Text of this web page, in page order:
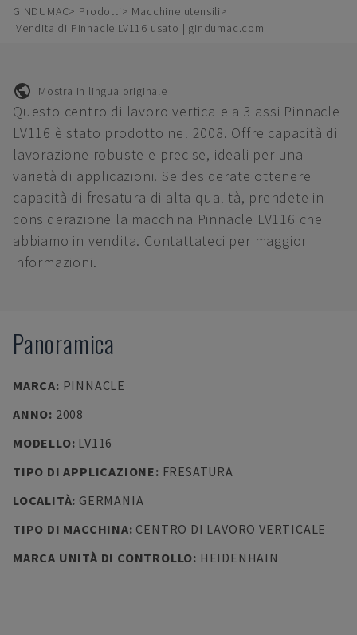
GINDUMAC Prodotti
Macchine utensili
Vendita di Pinnacle LV116 usato | gindumac.com
Mostra in lingua originale
Questo centro di lavoro verticale a 3 assi Pinnacle
LV116 è stato prodotto nel 2008. Offre capacità di
lavorazione robuste e precise, ideali per una
varietà di applicazioni. Se desiderate ottenere
capacità di fresatura di alta qualità, prendete in
considerazione la macchina Pinnacle LV116 che
abbiamo in vendita. Contattateci per maggiori
informazioni.
Panoramica
MARCA: PINNACLE
ANNO: 2008
MODELLO: LV116
TIPO DI APPLICAZIONE: FRESATURA
LOCALITÀ: GERMANIA
TIPO DI MACCHINA: CENTRO DI LAVORO VERTICALE
MARCA UNITÀ DI CONTROLLO: HEIDENHAIN